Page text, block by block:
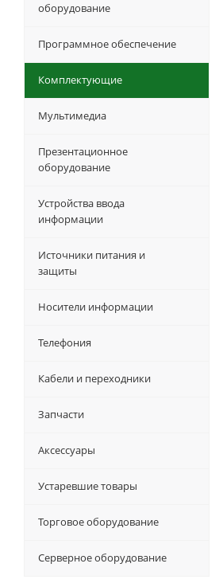
оборудование
Программное обеспечение
Комплектующие
Мультимедиа
Презентационное
оборудование
Устройства ввода
информации
Источники питания и
защиты
Носители информации
Телефония
Кабели и переходники
Запчасти
Аксессуары
Устаревшие товары
Торговое оборудование
Серверное оборудование